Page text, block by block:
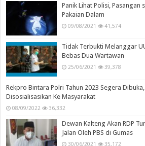
Panik Lihat Polisi, Pasangan
Pakaian Dalam
09/08/2021 41,574
Tidak Terbukti Melanggar
Bebas Dua Wartawan
25/06/2021 39,378
Rekpro Bintara Polri Tahun 2023 Segera
Disosialisasikan Ke Masyarakat
08/09/2022 36,332
Dewan Kalteng Akan RDP
Jalan Oleh PBS di Gumas
30/06/2021 35,172